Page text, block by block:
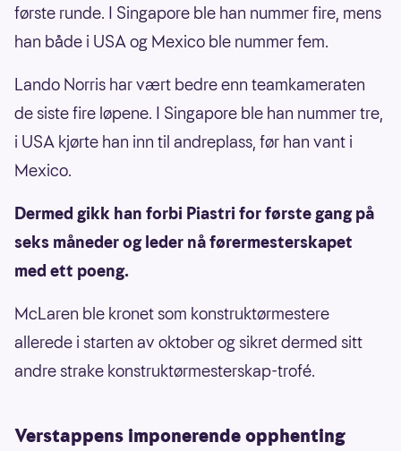
første runde. I Singapore ble han nummer fire, mens
han både i USA og Mexico ble nummer fem.
Lando Norris har vært bedre enn teamkameraten
de siste fire løpene. I Singapore ble han nummer tre,
i USA kjørte han inn til andreplass, før han vant i
Mexico.
Dermed gikk han forbi Piastri for første gang på
seks måneder og leder nå førermesterskapet
med ett poeng.
McLaren ble kronet som konstruktørmestere
allerede i starten av oktober og sikret dermed sitt
andre strake konstruktørmesterskap-trofé.
Verstappens imponerende opphenting